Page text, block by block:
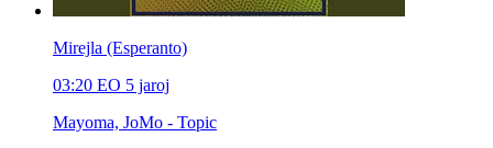
Mirejla (Esperanto)
03:20 EO 5 jaroj
Mayoma, JoMo - Topic